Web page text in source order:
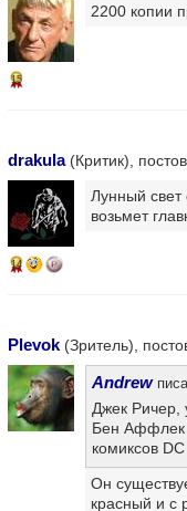
15
2200 копии
drakula(Критик),
14
Лунный свет
возьмет
Plevok (Зритель),
Andrew
Джек Ричер,
Бен Аффлек
комиксов DC
Он
красный и с